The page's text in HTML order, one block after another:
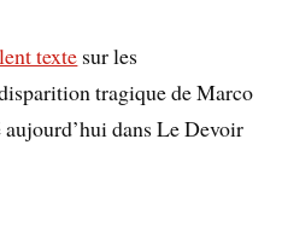
texte sur les
tragique de Marco
dans Le Devoir